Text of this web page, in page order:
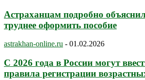
Астраханцам подробно
труднее оформить пособие
astrakhan-online.ru - 01.02.2026
С 2026 года в России могут
правила регистрации